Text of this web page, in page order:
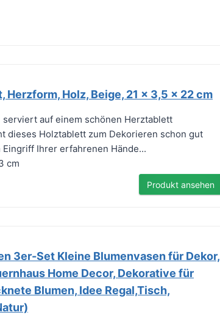
Herzform, Holz, Beige, 21 x 3,5 x 22 cm
serviert auf einem schönen Herztablett
dieses Holztablett zum Dekorieren schon gut
Ihrer erfahrenen Hände...
cm
Produkt ansehen
3er-Set Kleine Blumenvasen für Dekor,
Home Decor, Dekorative für
Blumen, Idee Regal,Tisch,